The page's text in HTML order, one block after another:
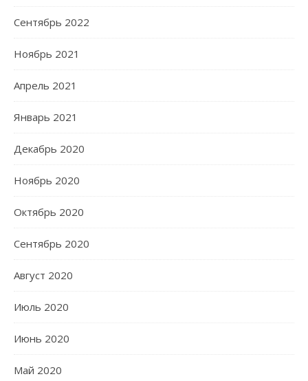
Сентябрь 2022
Ноябрь 2021
Апрель 2021
Январь 2021
Декабрь 2020
Ноябрь 2020
Октябрь 2020
Сентябрь 2020
Август 2020
Июль 2020
Июнь 2020
Май 2020